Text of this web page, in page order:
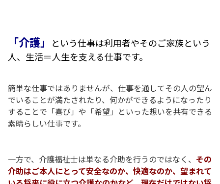
「介護」
という仕事は利用者やそのご家族という
人、生活＝人生を支える仕事です。
簡単な仕事ではありませんが、仕事を通してその人の望ん
でいることが満たされたり、何かができるようになったり
することで「喜び」や「希望」といった想いを共有できる
素晴らしい仕事です。
一方で、介護福祉士は単なる介助を行うのではなく、 その
介助はご本人にとって安全なのか、快適なのか、望まれて